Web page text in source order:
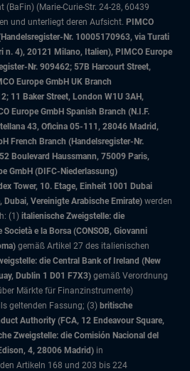
(Marie-Curie-Str. 24-28, 60439
und unterliegt deren Aufsicht. PIMCO
Nr. 10005170963, via Turati
n. 4), 20121 Milano, Italien), PIMCO Europe
Nr. 909462; 57B Harcourt Street,
Europe GmbH UK Branch
11 Baker Street, London W1U 3AH,
Europe GmbH Spanish Branch (N.I.F.
43, Oficina 05-111, 28046 Madrid,
French Branch (Handelsregister-Nr.
Boulevard Haussmann, 75009 Paris,
GmbH (DIFC-Niederlassung)
Tower, 10. Etage, Einheit 1001 Dubai
Dubai, Vereinigte Arabische Emirate) werden
(1) italienische Zweigstelle: die
e la Borsa (CONSOB, Giovanni
gemäß Artikel 27 des italienischen
die Central Bank of Ireland (New
Dublin 1 D01 F7X3) gemäß Verordnung
Märkte für Finanzinstrumente)
geltenden Fassung; (3) britische
Authority (FCA, 12 Endeavour Square,
Zweigstelle: die Comisión Nacional del
4, 28006 Madrid) in
Artikeln 168 und 203 bis 224